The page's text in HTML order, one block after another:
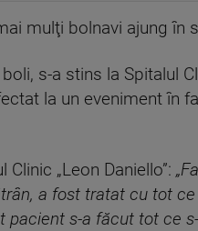
mulţi bolnavi ajung în
s-a stins la Spitalul
la un eveniment în
„Leon Daniello”:
a fost tratat cu tot
s-a făcut tot ce